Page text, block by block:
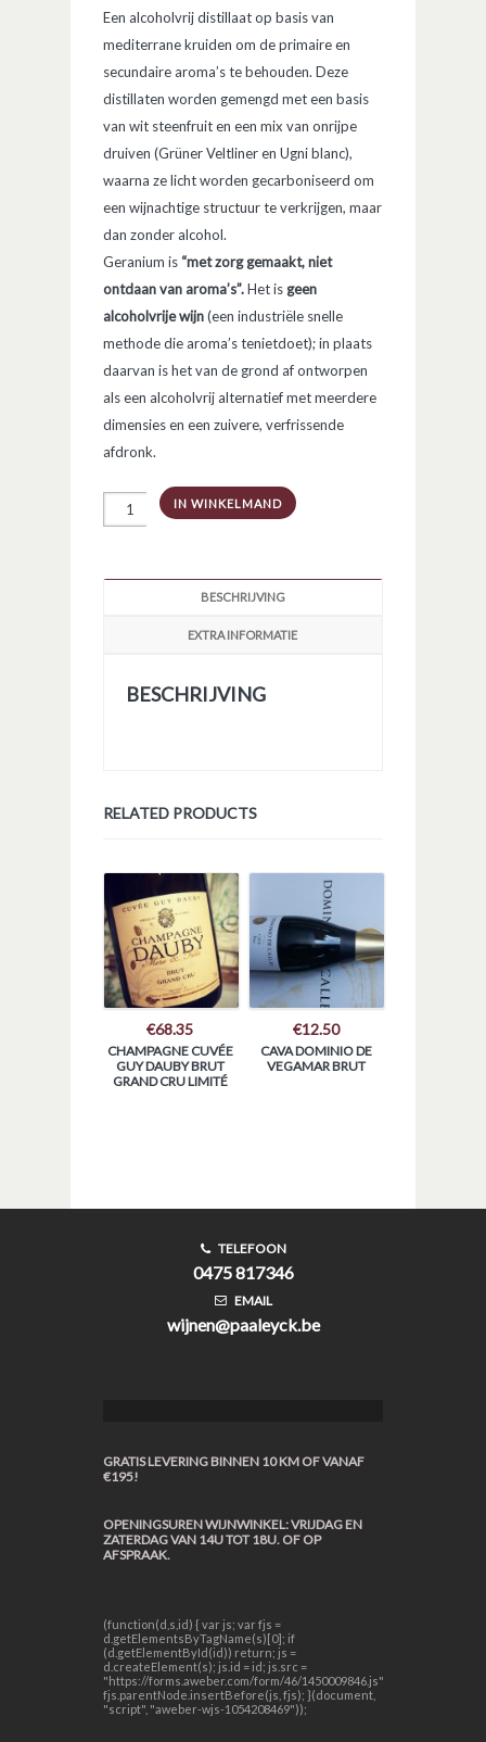
Een alcoholvrij distillaat op basis van
mediterrane kruiden om de primaire en
secundaire aroma’s te behouden. Deze
distillaten worden gemengd met een basis
van wit steenfruit en een mix van onrijpe
druiven (Grüner Veltliner en Ugni blanc),
waarna ze licht worden gecarboniseerd om
een ​​wijnachtige structuur te verkrijgen, maar
dan zonder alcohol.
Geranium is “met zorg gemaakt, niet
ontdaan van aroma’s”.Het isgeen
alcoholvrije wijn(een industriële snelle
methode die aroma’s tenietdoet); in plaats
daarvan is het van de grond af ontworpen
als een alcoholvrij alternatief met meerdere
dimensies en een zuivere, verfrissende
afdronk.
Pétillant
IN WINKELMAND
BESCHRIJVING
EXTRA INFORMATIE
BESCHRIJVING
RELATED PRODUCTS
€68.35
CHAMPAGNE CUVÉE
GUY DAUBY BRUT
GRAND CRU LIMITÉ
€12.50
CAVA DOMINIO DE
VEGAMAR BRUT
TELEFOON
0475 817346
EMAIL
wijnen@paaleyck.be
GRATIS LEVERING BINNEN 10 KM OF VANAF
€195!
OPENINGSUREN WIJNWINKEL: VRIJDAG EN
ZATERDAG VAN 14U TOT 18U. OF OP
AFSPRAAK.
(function(d,s,id) { var js; var fjs =
d.getElementsByTagName(s)[0]; if
(d.getElementById(id)) return; js =
d.createElement(s); js.id = id; js.src =
"https://forms.aweber.com/form/46/1450009846.js";
fjs.parentNode.insertBefore(js, fjs); }(document,
"script", "aweber-wjs-1054208469"));